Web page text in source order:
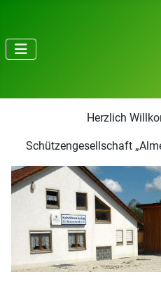
Herzlich
Schützengesellschaft